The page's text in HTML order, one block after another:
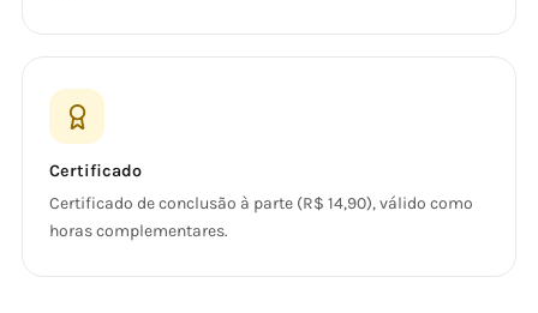
Certificado
Certificado de conclusão à parte (R$ 14,90), válido como
horas complementares.